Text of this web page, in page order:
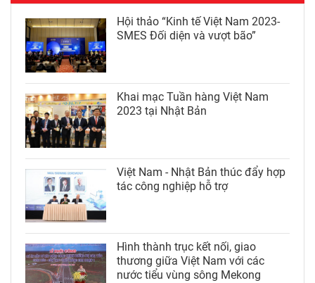
Hội thảo “Kinh tế Việt Nam 2023-
SMES Đối diện và vượt bão”
Khai mạc Tuần hàng Việt Nam
2023 tại Nhật Bản
Việt Nam - Nhật Bản thúc đẩy hợp
tác công nghiệp hỗ trợ
Hình thành trục kết nối, giao
thương giữa Việt Nam với các
nước tiểu vùng sông Mekong